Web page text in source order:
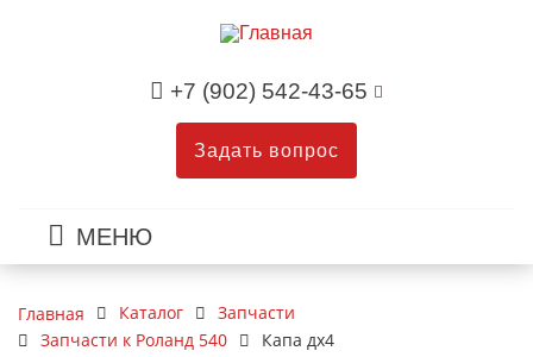
+7 (902) 542-43-65
Задать вопрос
МЕНЮ
Главная Каталог
Запчасти
Запчасти к Роланд 540
Капа дх4